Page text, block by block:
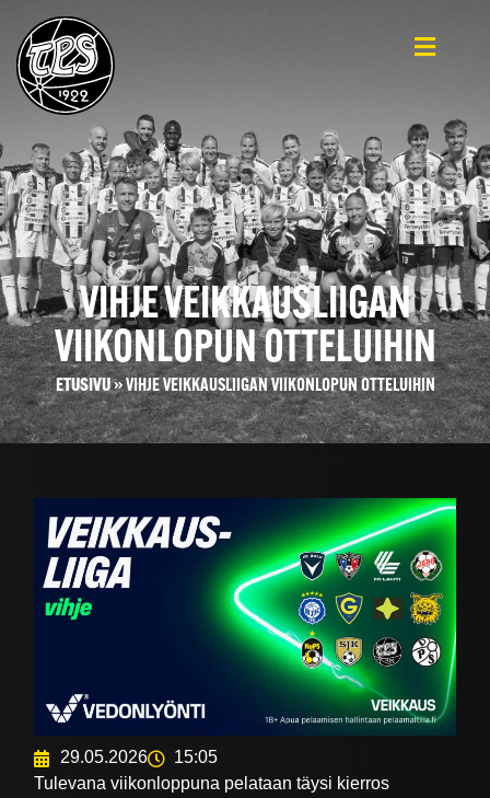
VIHJE VEIKKAUSLIIGAN
VIIKONLOPUN OTTELUIHIN
ETUSIVU»VIHJE VEIKKAUSLIIGAN VIIKONLOPUN OTTELUIHIN
29.05.2026
15:05
Tulevana viikonloppuna pelataan täysi kierros